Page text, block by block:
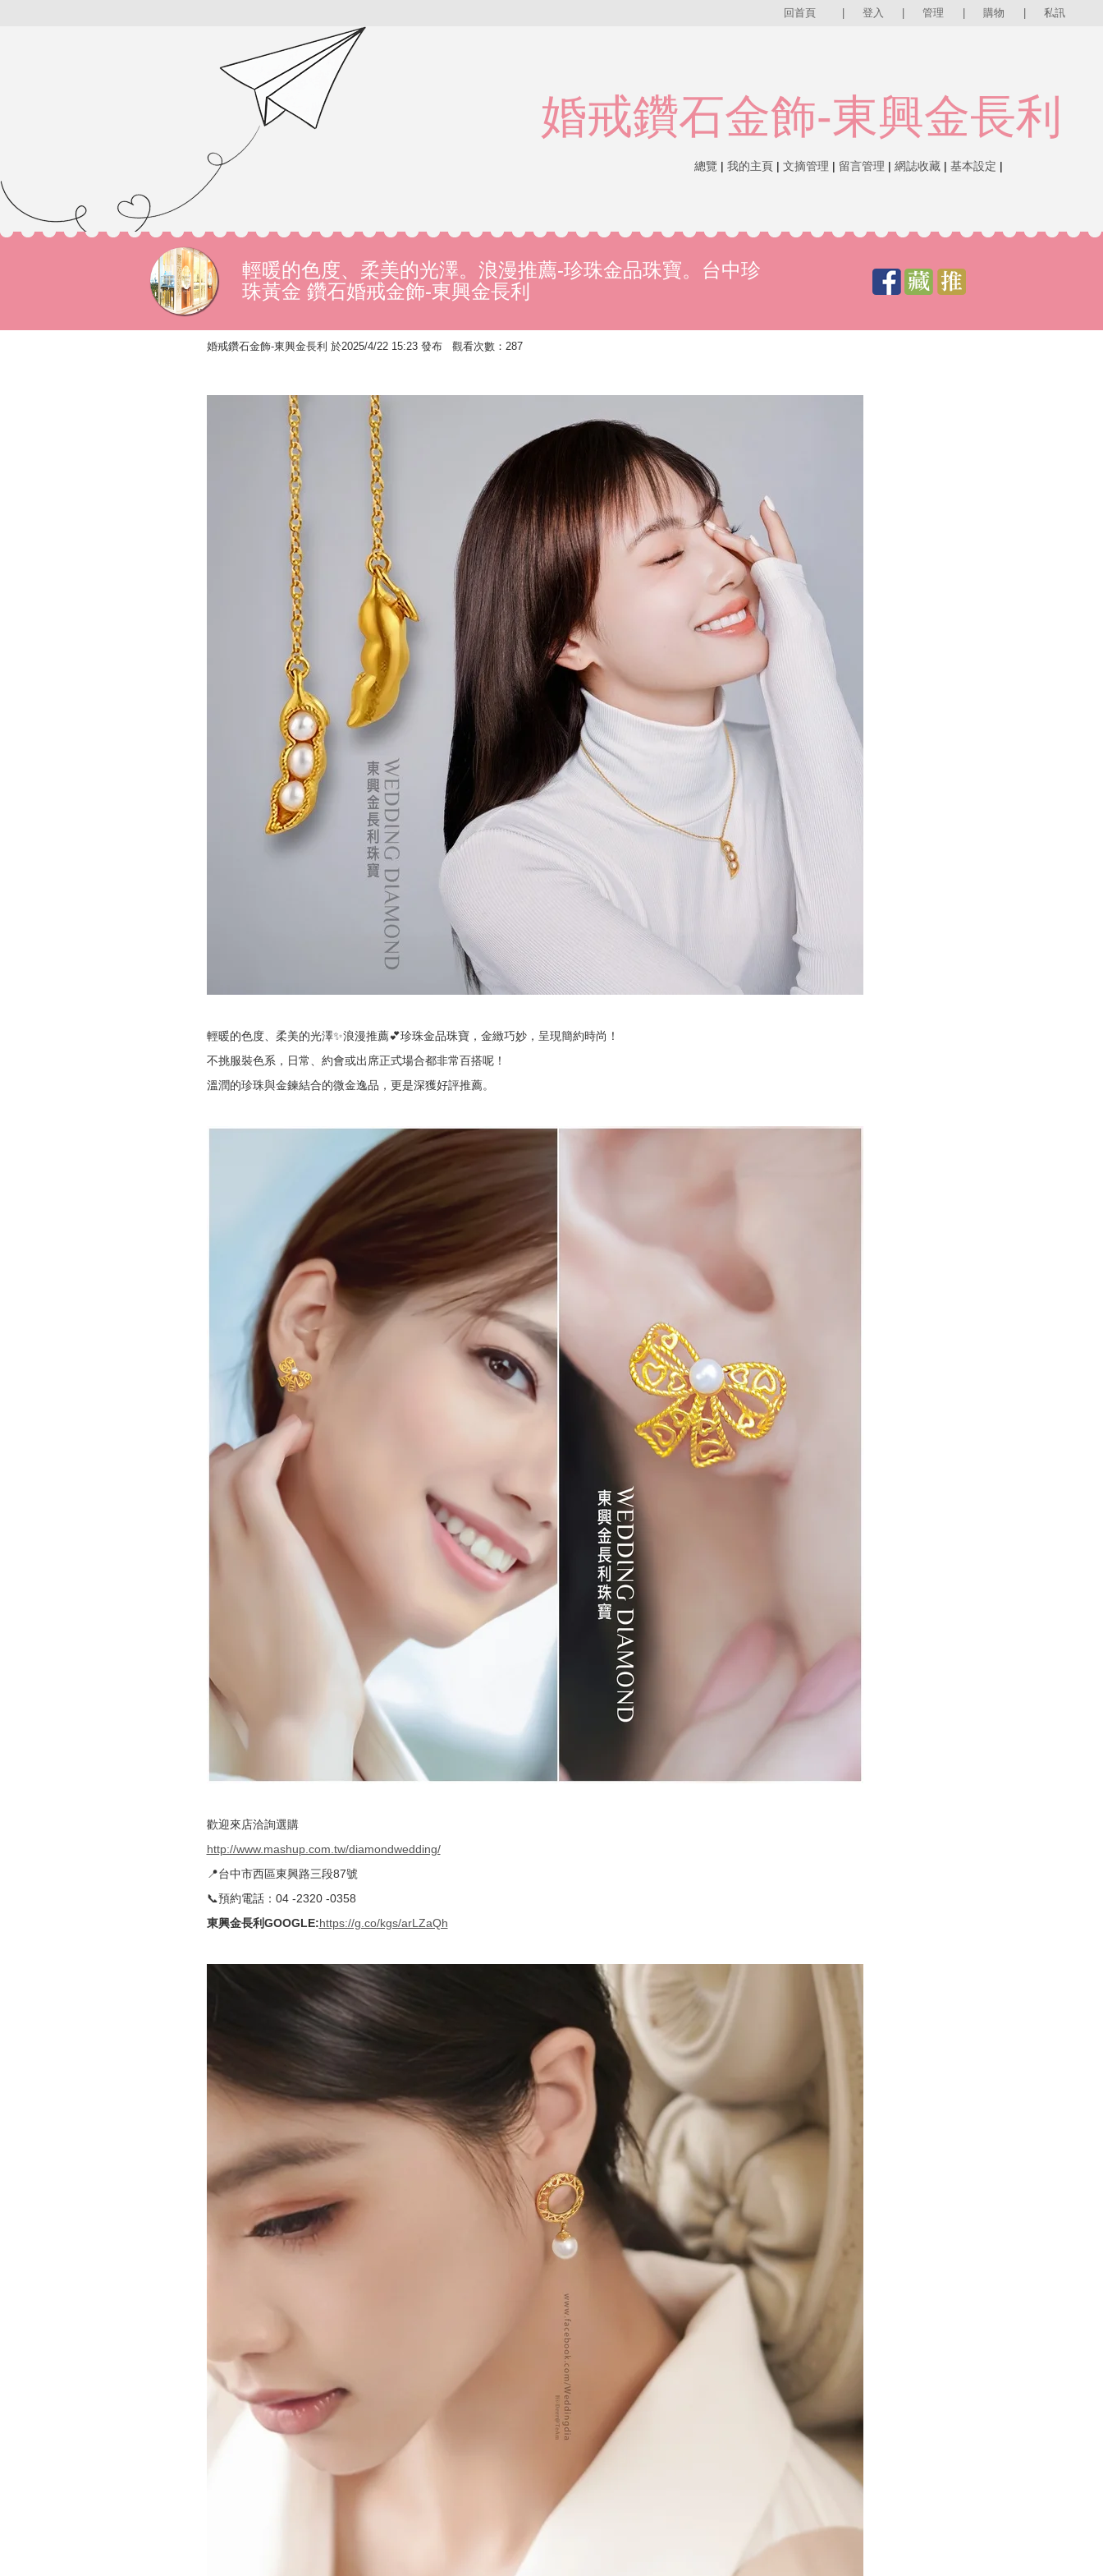
回首頁 登入 管理 購物 私訊
婚戒鑽石金飾-東興金長利
總覽 | 我的主頁 | 文摘管理 | 留言管理 | 網誌收藏 | 基本設定 |
輕暖的色度、柔美的光澤。浪漫推薦-珍珠金品珠寶。台中珍
珠黃金 鑽石婚戒金飾-東興金長利
婚戒鑽石金飾-東興金長利 於2025/4/22 15:23 發布 觀看次數：287
輕暖的色度、柔美的光澤✨浪漫推薦💕珍珠金品珠寶，金緻巧妙，呈現簡約時尚！
不挑服裝色系，日常、約會或出席正式場合都非常百搭呢！
溫潤的珍珠與金鍊結合的微金逸品，更是深獲好評推薦。
歡迎來店洽詢選購
http://www.mashup.com.tw/diamondwedding/
📍台中市西區東興路三段87號
📞預約電話：04 -2320 -0358
東興金長利GOOGLE:https://g.co/kgs/arLZaQh